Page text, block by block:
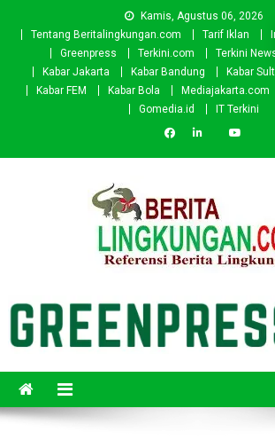
Kamis, Agustus 06, 2026
Tentang Beritalingkungan.com
Tarif Iklan
Greenpress
Terkini.com Terkini
Kabar Jakarta
Kabar Bandung Kabar
Kabar FEM
Kabar Bola Mediajakarta.com
Gomedia.id
IT Terkini